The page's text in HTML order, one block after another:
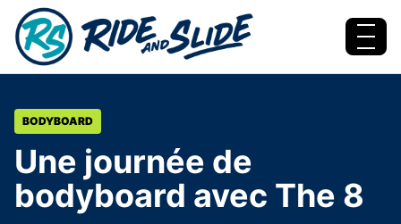
Aller au contenu
Menu
BODYBOARD
Une journée de
bodyboard avec The 8